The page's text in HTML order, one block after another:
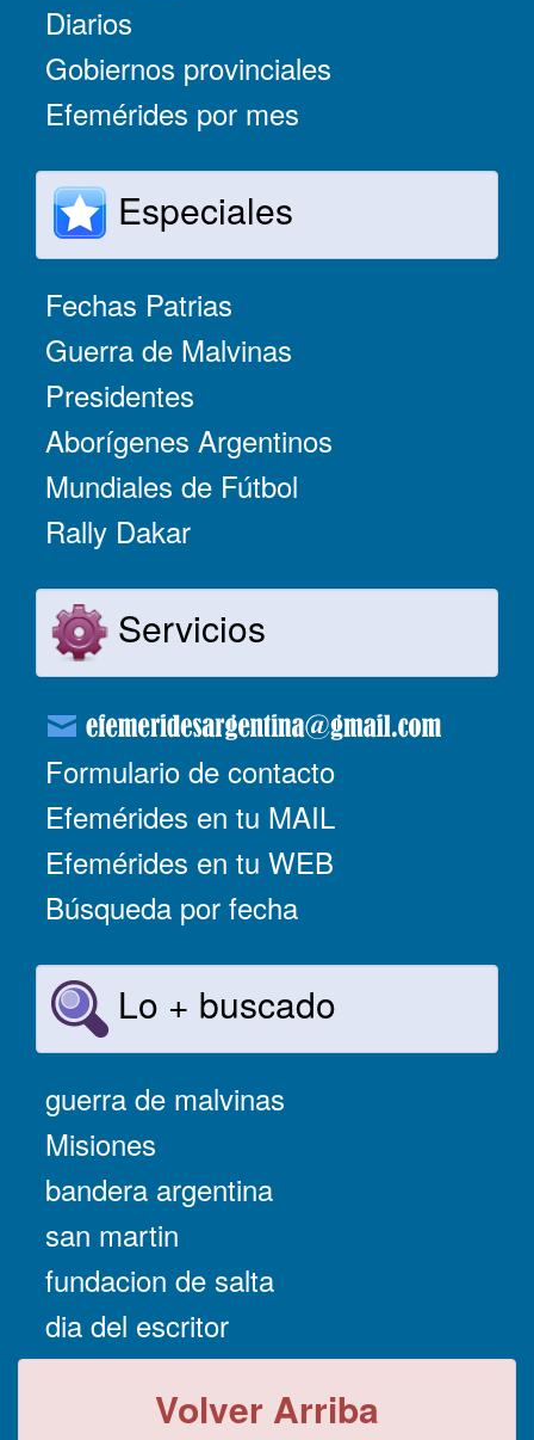
Diarios
Gobiernos provinciales
Efemérides por mes
Especiales
Fechas Patrias
Guerra de Malvinas
Presidentes
Aborígenes Argentinos
Mundiales de Fútbol
Rally Dakar
Servicios
Formulario de contacto
Efemérides en tu MAIL
Efemérides en tu WEB
Búsqueda por fecha
Lo + buscado
guerra de malvinas
Misiones
bandera argentina
san martin
fundacion de salta
dia del escritor
Volver Arriba